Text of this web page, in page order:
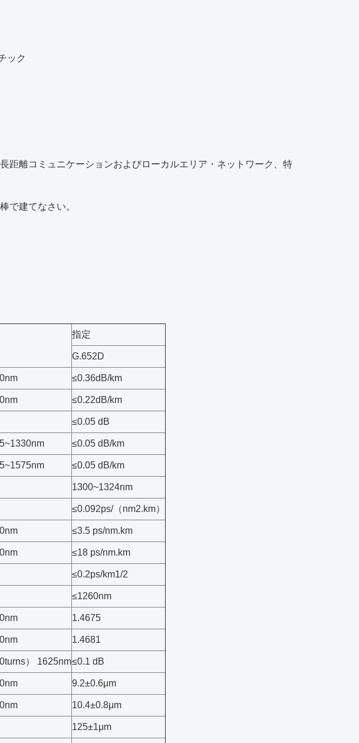
ック
距離コミュニケーションおよびローカルエリア・ネットワーク、特
で建てなさい。
指定
G.652D
≤0.36dB/km
≤0.22dB/km
≤0.05 dB
≤0.05 dB/km
≤0.05 dB/km
1300~1324nm
≤0.092ps/（nm2.km）
≤3.5 ps/nm.km
≤18 ps/nm.km
≤0.2ps/km1/2
≤1260nm
1.4675
1.4681
） 1625nm≤0.1 dB
9.2±0.6μm
10.4±0.8μm
125±1μm